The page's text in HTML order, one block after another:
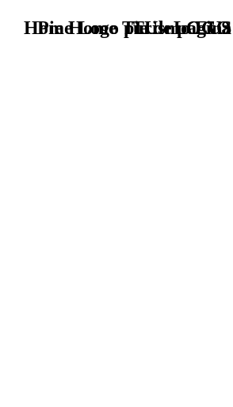
TU - LOGO
Home Logo pie de página
Pie Home Turismo EUS